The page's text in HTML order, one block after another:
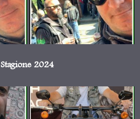
Stagione 2024